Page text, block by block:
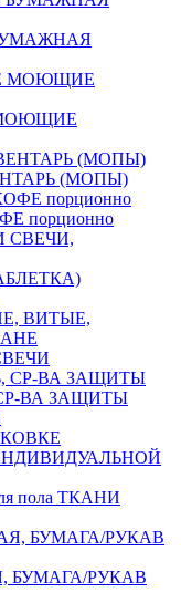
(МОПЫ)
порционно
СВЕЧИ,
ВИТЫЕ,
ВА ЗАЩИТЫ
ТКАНИ
БУМАГА/РУКАВ